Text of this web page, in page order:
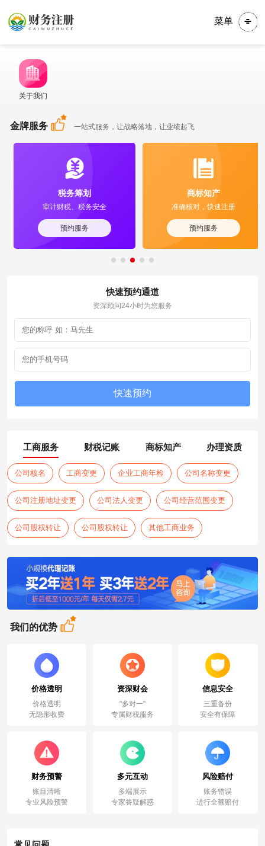
菜单
关于我们
金牌服务 一站式服务，让战略落地，让业绩起飞
税务筹划
审计财税、税务安全
预约服务
商标知产
准确核对，快速注册
预约服务
快速预约通道
资深顾问24小时为您服务
工商服务 财税记账 商标知产 办理资质
公司核名 工商变更 企业工商年检 公司名称变更
公司注册地址变更 公司法人变更 公司经营范围变更
公司股权转让 公司股权转让 其他工商业务
我们的优势
价格透明
价格透明
无隐形收费
资深财会
"多对一"
专属财税服务
信息安全
三重备份
安全有保障
财务预警
账目清晰
专业风险预警
多元互动
多端展示
专家答疑解惑
风险赔付
账务错误
进行全额赔付